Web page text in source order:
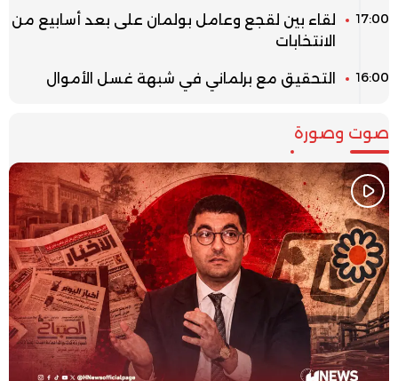
17:00
لقاء بين لقجع وعامل بولمان على بعد أسابيع من
الانتخابات
16:00 التحقيق مع برلماني في شبهة غسل الأموال
صوت وصورة